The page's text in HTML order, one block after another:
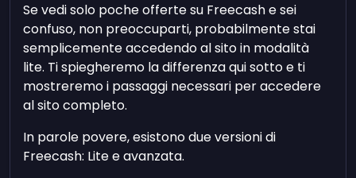
Se vedi solo poche offerte su Freecash e sei
confuso, non preoccuparti, probabilmente stai
semplicemente accedendo al sito in modalità
lite. Ti spiegheremo la differenza qui sotto e ti
mostreremo i passaggi necessari per accedere
al sito completo.
In parole povere, esistono due versioni di
Freecash: Lite e avanzata.